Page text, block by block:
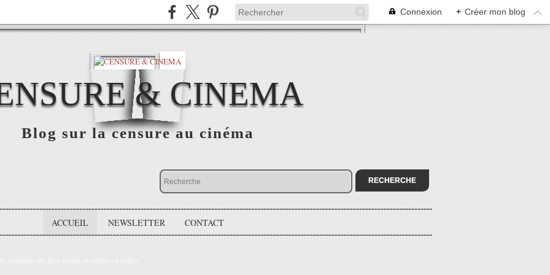
Connexion + Créer mon blog
& CINEMA
Blog sur la censure au cinéma
ACCUEIL NEWSLETTER CONTACT